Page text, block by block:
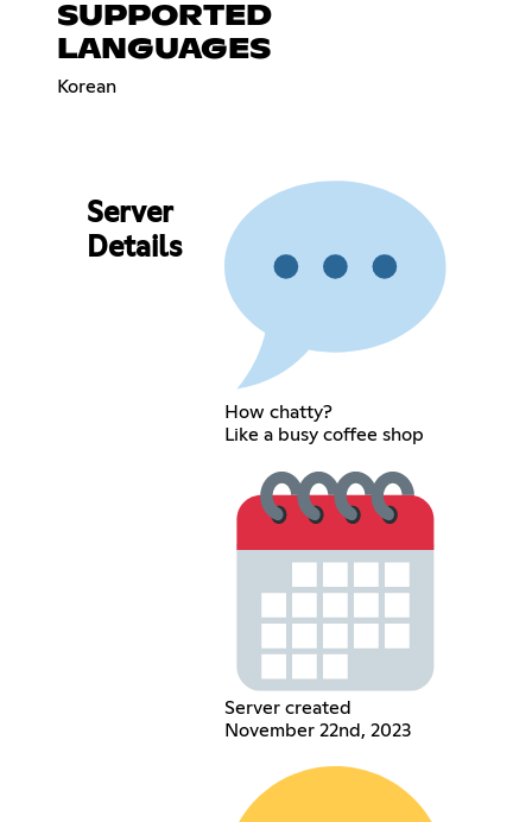
SUPPORTED
LANGUAGES
Korean
Server
Details
How chatty?
Like a busy coffee shop
Server created
November 22nd, 2023